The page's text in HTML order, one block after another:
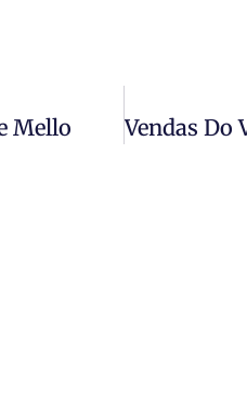
Mello